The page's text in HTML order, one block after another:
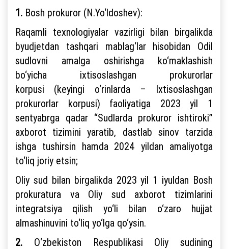
1. Bosh prokuror (N.Yo‘ldoshev):
Raqamli texnologiyalar vazirligi bilan birgalikda
byudjetdan tashqari mablag‘lar hisobidan Odil
sudlovni amalga oshirishga ko‘maklashish
bo‘yicha ixtisoslashgan prokurorlar
korpusi (keyingi o‘rinlarda – Ixtisoslashgan
prokurorlar korpusi) faoliyatiga 2023 yil 1
sentyabrga qadar “Sudlarda prokuror ishtiroki”
axborot tizimini yaratib, dastlab sinov tarzida
ishga tushirsin hamda 2024 yildan amaliyotga
to‘liq joriy etsin;
Oliy sud bilan birgalikda 2023 yil 1 iyuldan Bosh
prokuratura va Oliy sud axborot tizimlarini
integratsiya qilish yo‘li bilan o‘zaro hujjat
almashinuvini to‘liq yo‘lga qo‘ysin.
2. O‘zbekiston Respublikasi Oliy sudining